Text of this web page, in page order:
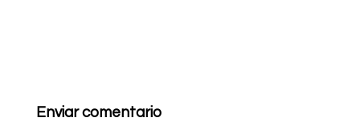
Enviar comentario